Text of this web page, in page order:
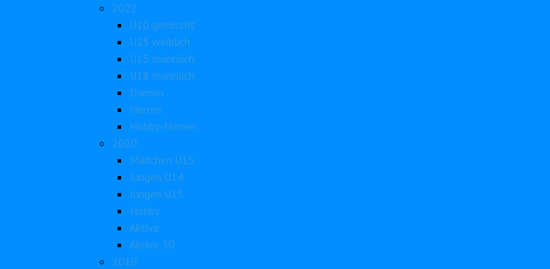
2022
U10 gemischt
U15 weiblich
U15 männlich
U18 männlich
Damen
Herren
Hobby-Herren
2020
Mädchen U15
Jungen U14
Jungen U15
Hobby
Aktive
Aktive 30
2019